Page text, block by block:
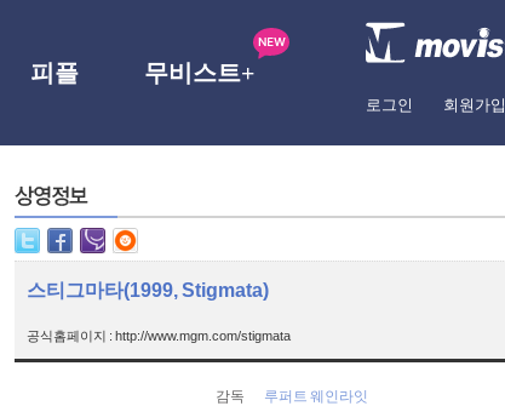
피플 무비스트+
로그인 회원가입
스티그마타(1999, Stigmata)
공식홈페이지 : http://www.mgm.com/stigmata
감독
루퍼트 웨인라잇